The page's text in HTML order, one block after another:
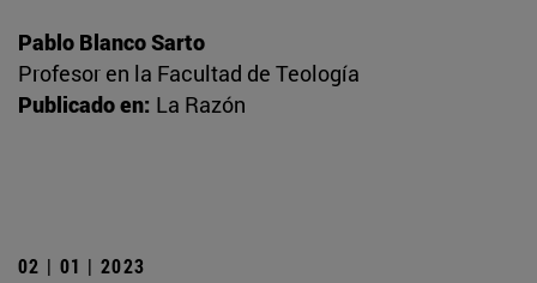
Pablo Blanco Sarto
Profesor en la Facultad de Teología
Publicado en: La Razón
02 | 01 | 2023